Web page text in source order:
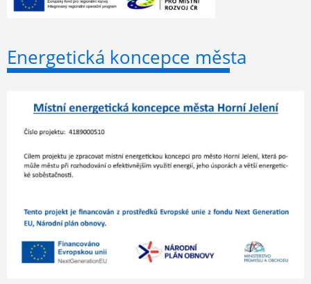
Energetická koncepce města